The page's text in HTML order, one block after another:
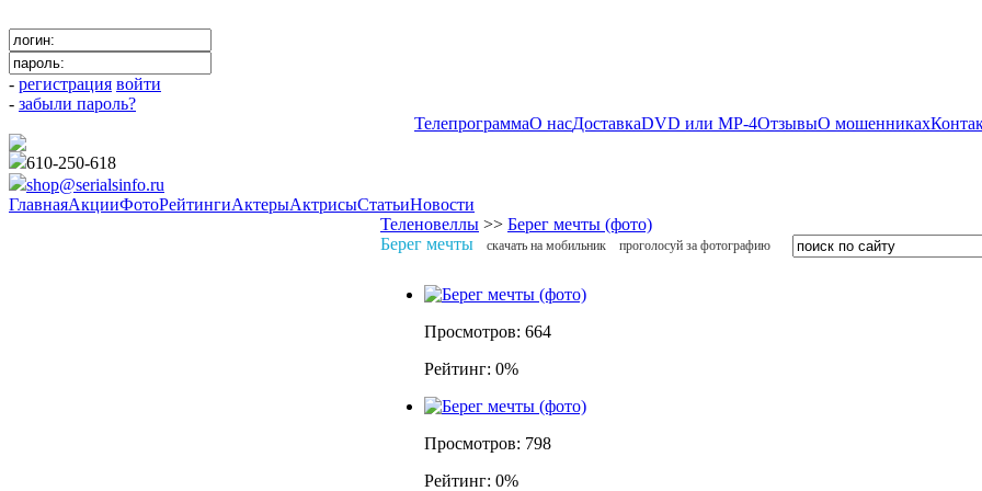
- регистрация войти
- забыли пароль?
ТелепрограммаО насДоставкаDVD или MP-4ОтзывыО мошенниках
610-250-618
shop@serialsinfo.ru
ГлавнаяАкцииФотоРейтингиАктерыАктрисыСтатьиНовости
Теленовеллы >> Берег мечты (фото)
Берег мечты
cкачать на мобильник проголосуй за фотографию
Просмотров: 664
Рейтинг: 0%
Просмотров: 798
Рейтинг: 0%